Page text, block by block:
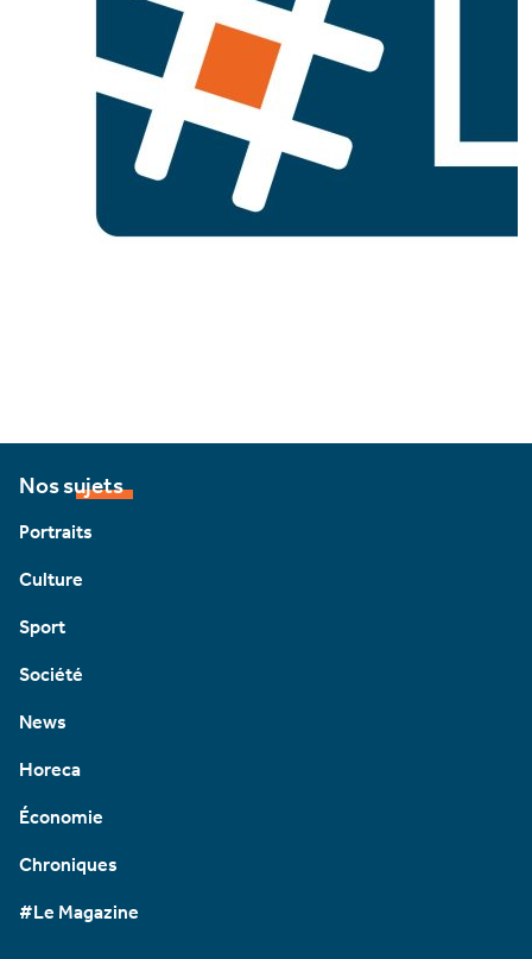
Nos sujets
Portraits
Culture
Sport
Société
News
Horeca
Économie
Chroniques
#Le Magazine